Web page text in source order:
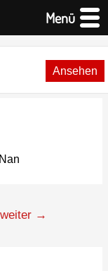
weiter →
Menü
Ansehen